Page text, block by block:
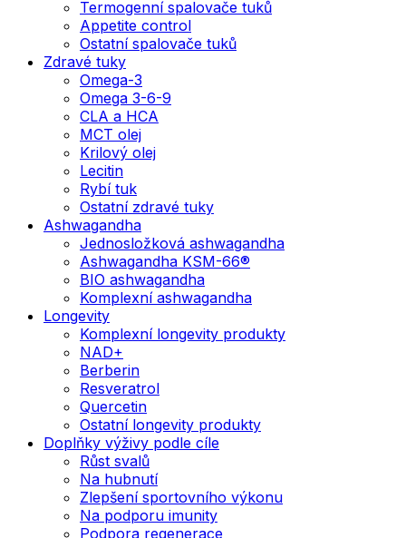
Termogenní spalovače tuků
Appetite control
Ostatní spalovače tuků
Zdravé tuky
Omega-3
Omega 3-6-9
CLA a HCA
MCT olej
Krilový olej
Lecitin
Rybí tuk
Ostatní zdravé tuky
Ashwagandha
Jednosložková ashwagandha
Ashwagandha KSM-66®
BIO ashwagandha
Komplexní ashwagandha
Longevity
Komplexní longevity produkty
NAD+
Berberin
Resveratrol
Quercetin
Ostatní longevity produkty
Doplňky výživy podle cíle
Růst svalů
Na hubnutí
Zlepšení sportovního výkonu
Na podporu imunity
Podpora regenerace